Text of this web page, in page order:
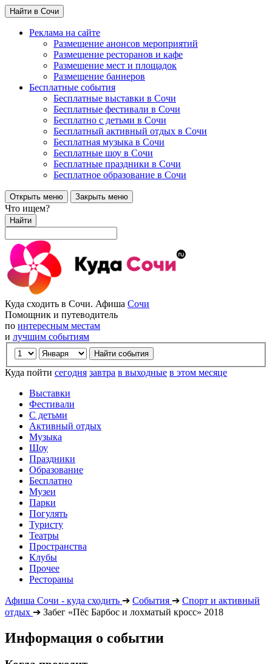
Найти в Сочи
Реклама на сайте
Размещение анонсов мероприятий
Размещение ресторанов и кафе
Размещение мест и площадок
Размещение баннеров
Бесплатные события
Бесплатные выставки в Сочи
Бесплатные фестивали в Сочи
Бесплатно с детьми в Сочи
Бесплатный активный отдых в Сочи
Бесплатная музыка в Сочи
Бесплатные шоу в Сочи
Бесплатные праздники в Сочи
Бесплатное образование в Сочи
Открыть меню Закрыть меню
Что ищем?
Найти
Куда сходить в Сочи. Афиша Сочи
Помощник и путеводитель
по интересным местам
и лучшим событиям
Куда пойти сегодня завтра в выходные в этом месяце
Выставки
Фестивали
С детьми
Активный отдых
Музыка
Шоу
Праздники
Образование
Бесплатно
Музеи
Парки
Погулять
Туристу
Театры
Пространства
Клубы
Прочее
Рестораны
Афиша Сочи - куда сходить ➔ События ➔ Спорт и активный
отдых ➔ Забег «Пёс Барбос и лохматый кросс» 2018
Информация о событии